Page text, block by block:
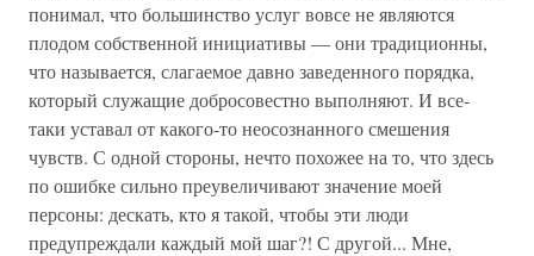
понимал, что большинство услуг вовсе не являются
плодом собственной инициативы — они традиционны,
что называется, слагаемое давно заведенного порядка,
который служащие добросовестно выполняют. И все-
таки уставал от какого-то неосознанного смешения
чувств. С одной стороны, нечто похожее на то, что здесь
по ошибке сильно преувеличивают значение моей
персоны: дескать, кто я такой, чтобы эти люди
предупреждали каждый мой шаг?! С другой... Мне,